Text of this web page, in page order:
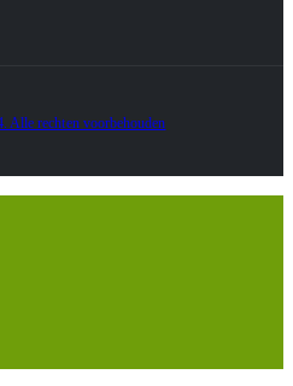
Alle rechten voorbehouden